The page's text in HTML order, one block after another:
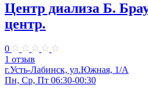
Центр диализа Б.
центр.
0
1 отзыв
г.Усть-Лабинск, ул.Южная, 1/А
Пн, Ср, Пт 06:30-00:30